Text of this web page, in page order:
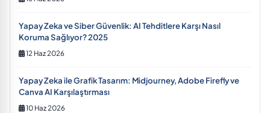
Yapay Zeka ve Siber Güvenlik: AI Tehditlere Karşı Nasıl
Koruma Sağlıyor? 2025
12 Haz 2026
Yapay Zeka ile Grafik Tasarım: Midjourney, Adobe Firefly ve
Canva AI Karşılaştırması
10 Haz 2026